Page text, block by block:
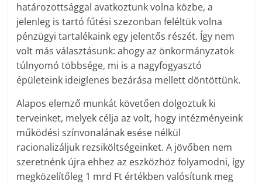
határozottsággal avatkoztunk volna közbe, a
jelenleg is tartó fűtési szezonban feléltük volna
pénzügyi tartalékaink egy jelentős részét. Így nem
volt más választásunk: ahogy az önkormányzatok
túlnyomó többsége, mi is a nagyfogyasztó
épületeink ideiglenes bezárása mellett döntöttünk.
Alapos elemző munkát követően dolgoztuk ki
terveinket, melyek célja az volt, hogy intézményeink
működési színvonalának esése nélkül
racionalizáljuk rezsiköltségeinket. A jövőben nem
szeretnénk újra ehhez az eszközhöz folyamodni, így
megközelítőleg 1 mrd Ft értékben valósítunk meg